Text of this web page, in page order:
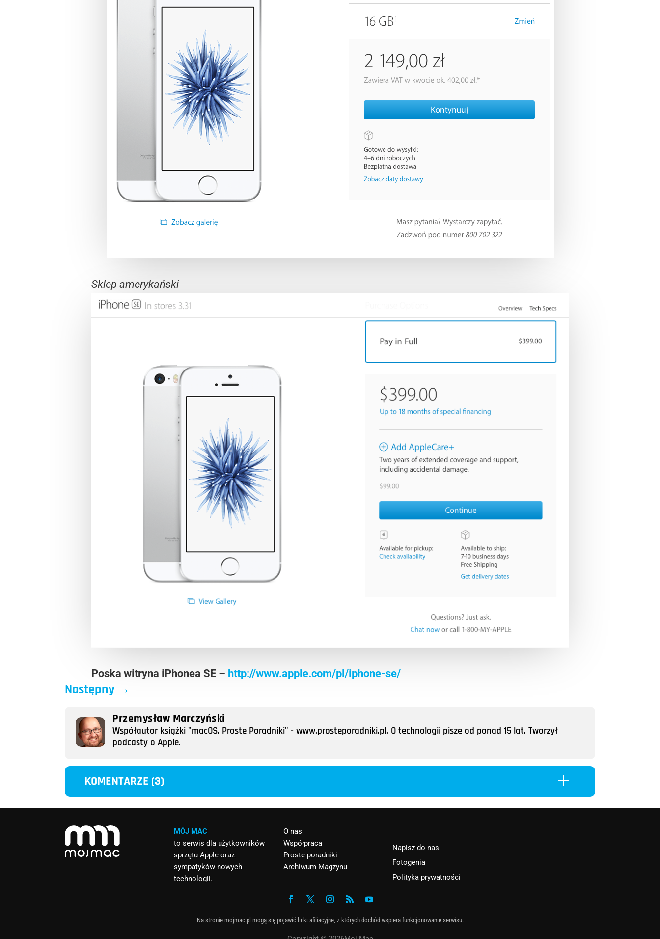
Sklep amerykański
Poska witryna iPhonea SE – http://www.apple.com/pl/iphone-se/
Następny →
Przemysław Marczyński
Współautor książki "macOS. Proste Poradniki" - www.prosteporadniki.pl. O technologii pisze od ponad 15 lat. Tworzył
podcasty o Apple.
KOMENTARZE (3) L
MÓJ MAC
to serwis dla użytkowników
sprzętu Apple oraz
sympatyków nowych
technologii.
O nas
Współpraca
Proste poradniki
Archiwum Magzynu
Napisz do nas
Fotogenia
Polityka prywatności
Na stronie mojmac.pl mogą się pojawić linki afiliacyjne, z których dochód wspiera funkcjonowanie serwisu.